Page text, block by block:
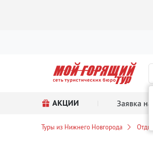
АКЦИИ Заявка на
Туры из Нижнего Новгорода